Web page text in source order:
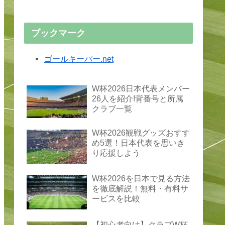
ブックマーク
ゴールキーパー.net
W杯2026日本代表メンバー
26人を紹介!背番号と所属
クラブ一覧
W杯2026観戦グッズおすす
め5選！日本代表を思いき
り応援しよう
W杯2026を日本で見る方法
を徹底解説！無料・有料サ
ービスを比較